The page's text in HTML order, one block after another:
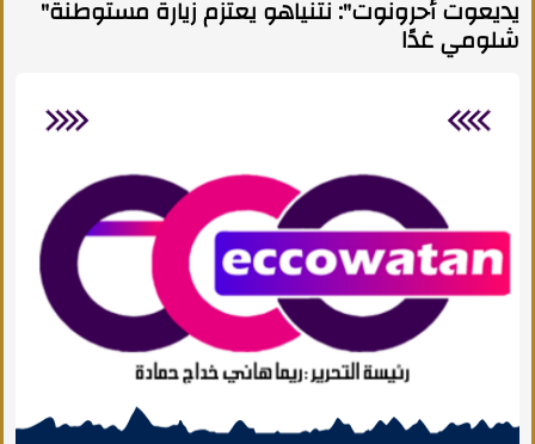
"يديعوت أحرونوت": نتنياهو يعتزم زيارة مستوطنة
شلومي غدًا